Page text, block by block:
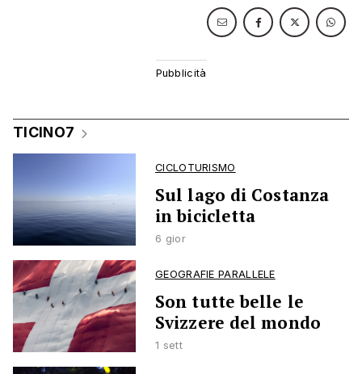
TICINO7
CICLOTURISMO
Sul lago di Costanza
in bicicletta
6 gior
GEOGRAFIE PARALLELE
Son tutte belle le
Svizzere del mondo
1 sett